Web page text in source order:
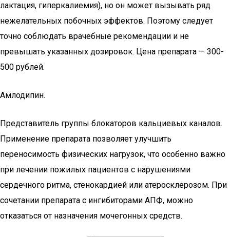
лактация, гиперкалиемия), но он может вызывать ряд
нежелательных побочных эффектов. Поэтому следует
точно соблюдать врачебные рекомендации и не
превышать указанных дозировок. Цена препарата — 300-
500 рублей.
Амлодипин.
Представитель группы блокаторов кальциевых каналов.
Применение препарата позволяет улучшить
переносимость физических нагрузок, что особенно важно
при лечении пожилых пациентов с нарушениями
сердечного ритма, стенокардией или атеросклерозом. При
сочетании препарата с ингибиторами АПФ, можно
отказаться от назначения мочегонных средств.